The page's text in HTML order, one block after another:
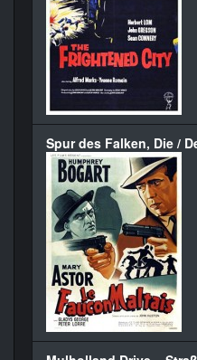
Spur des Falken, Die /